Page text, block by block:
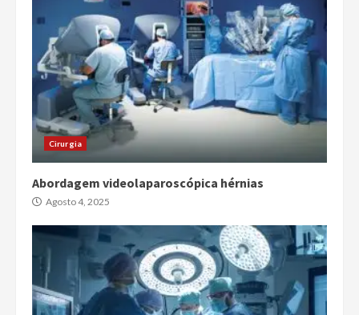
Cirurgia
Abordagem videolaparoscópica hérnias
Agosto 4, 2025